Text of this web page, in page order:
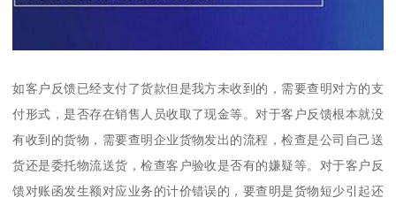
如客户反馈已经支付了货款但是我方未收到的，需要查明对方的支
付形式，是否存在销售人员收取了现金等。对于客户反馈根本就没
有收到的货物，需要查明企业货物发出的流程，检查是公司自己送
货还是委托物流送货，检查客户验收是否有的嫌疑等。对于客户反
馈对账函发生额对应业务的计价错误的，要查明是货物短少引起还